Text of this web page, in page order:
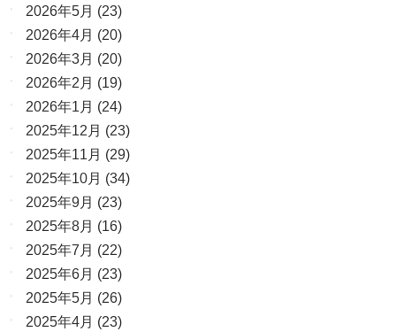
2026年5月 (23)
2026年4月 (20)
2026年3月 (20)
2026年2月 (19)
2026年1月 (24)
2025年12月 (23)
2025年11月 (29)
2025年10月 (34)
2025年9月 (23)
2025年8月 (16)
2025年7月 (22)
2025年6月 (23)
2025年5月 (26)
2025年4月 (23)